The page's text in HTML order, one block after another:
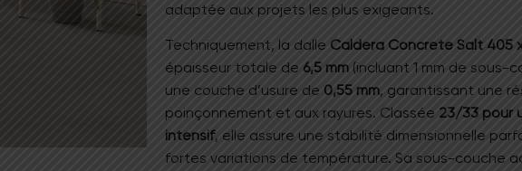
adaptée aux projets les plus exigeants.
Techniquement, la dalle Caldera Concrete Salt 405
épaisseur totale de 6,5 mm (incluant 1 mm de sous-
une couche d’usure de 0,55 mm, garantissant une
poinçonnement et aux rayures. Classée 23/33 pour
intensif, elle assure une stabilité dimensionnelle
fortes variations de température. Sa sous-couche